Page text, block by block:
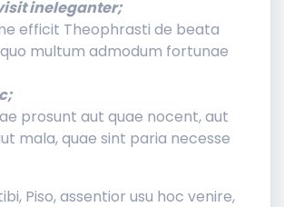
ineleganter;
efficit Theophrasti de beata
multum admodum fortunae
prosunt aut quae nocent, aut
mala, quae sint paria necesse
Piso, assentior usu hoc venire,